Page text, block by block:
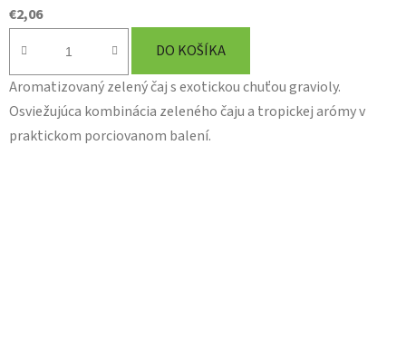
€2,06
DO KOŠÍKA
Aromatizovaný zelený čaj s exotickou chuťou gravioly.
Osviežujúca kombinácia zeleného čaju a tropickej arómy v
praktickom porciovanom balení.